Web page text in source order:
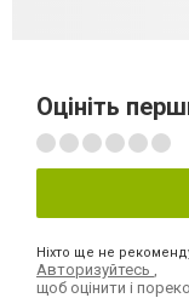
Оцініть
Ніхто ще не
Авторизуйтесь
щоб оцінити і